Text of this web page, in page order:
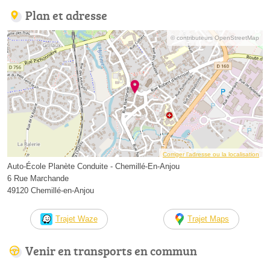
Plan et adresse
© contributeurs OpenStreetMap
Corriger l’adresse ou la localisation
Auto-École Planète Conduite - Chemillé-En-Anjou
6 Rue Marchande
49120 Chemillé-en-Anjou
Trajet Waze Trajet Maps
Venir en transports en commun